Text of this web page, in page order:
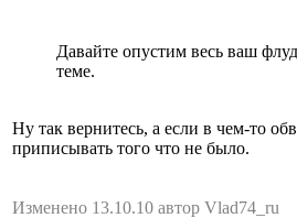
Давайте опустим весь ваш
теме.
Ну так вернитесь, а если в чем-то
приписывать того что не было.
Изменено 13.10.10 автор Vlad74_ru